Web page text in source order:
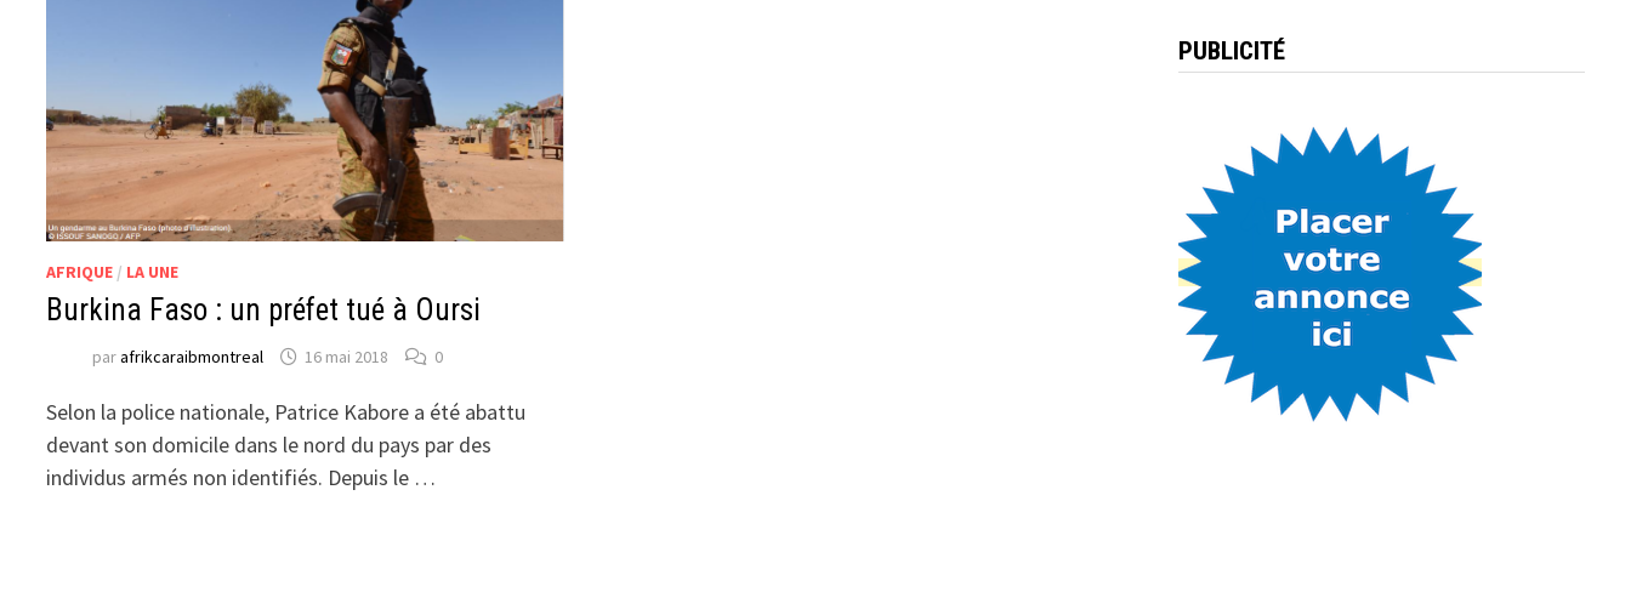
AFRIQUE / LA UNE
Burkina Faso : un préfet tué à Oursi
parafrikcaraibmontreal 16 mai 2018 0
Selon la police nationale, Patrice Kabore a été abattu
devant son domicile dans le nord du pays par des
individus armés non identifiés. Depuis le …
PUBLICITÉ